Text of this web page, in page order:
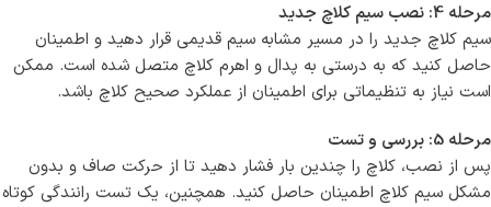
مرحله 4: نصب سیم کلاچ جدید
سیم کلاچ جدید را در مسیر مشابه سیم قدیمی قرار دهید و اطمینان
حاصل کنید که به درستی به پدال و اهرم کلاچ متصل شده است. ممکن
است نیاز به تنظیماتی برای اطمینان از عملکرد صحیح کلاچ باشد.
مرحله 5: بررسی و تست
پس از نصب، کلاچ را چندین بار فشار دهید تا از حرکت صاف و بدون
مشکل سیم کلاچ اطمینان حاصل کنید. همچنین، یک تست رانندگی کوتاه